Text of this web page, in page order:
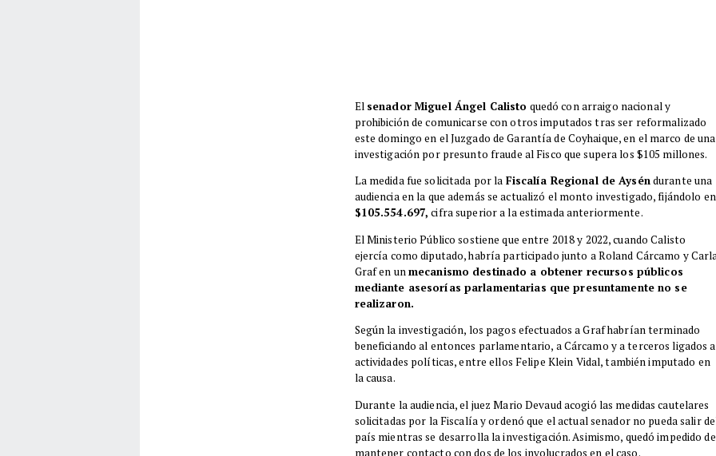
El senador Miguel Ángel Calisto quedó con arraigo nacional y
prohibición de comunicarse con otros imputados tras ser reformalizado
este domingo en el Juzgado de Garantía de Coyhaique, en el marco de una
investigación por presunto fraude al Fisco que supera los $105 millones.
La medida fue solicitada por la Fiscalía Regional de Ayséndurante una
audiencia en la que además se actualizó el monto investigado, fijándolo en
$105.554.697, cifra superior a la estimada anteriormente.
El Ministerio Público sostiene que entre 2018 y 2022, cuando Calisto
ejercía como diputado, habría participado junto a Roland Cárcamo y
Graf en unmecanismo destinado a obtener recursos públicos
mediante asesorías parlamentarias que presuntamente no se
realizaron.
Según la investigación, los pagos efectuados a Graf habrían terminado
beneficiando al entonces parlamentario, a Cárcamo y a terceros ligados a
actividades políticas, entre ellos Felipe Klein Vidal, también imputado en
la causa.
Durante la audiencia, el juez Mario Devaud acogió las medidas cautelares
solicitadas por la Fiscalía y ordenó que el actual senador no pueda salir
país mientras se desarrolla la investigación. Asimismo, quedó impedido de
mantener contacto con dos de los involucrados en el caso.